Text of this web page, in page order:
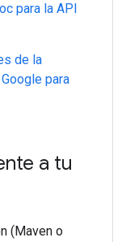
para la API
de la
para
a tu
(Maven o